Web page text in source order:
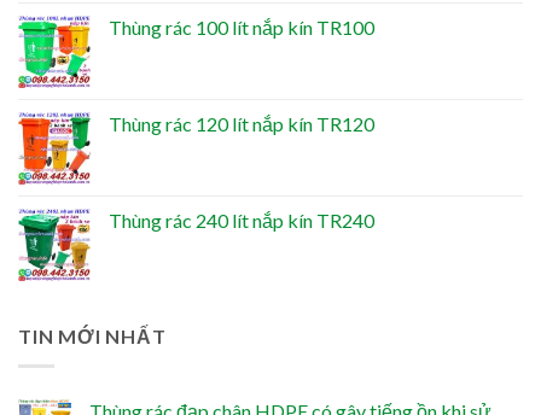
Thùng rác 100 lít nắp kín TR100
Thùng rác 120 lít nắp kín TR120
Thùng rác 240 lít nắp kín TR240
TIN MỚI NHẤT